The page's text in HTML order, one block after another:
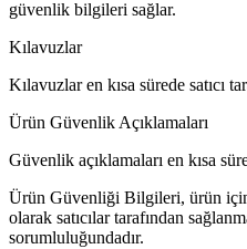
güvenlik bilgileri sağlar.
Kılavuzlar
Kılavuzlar en kısa sürede satıcı
Ürün Güvenlik Açıklamaları
Güvenlik açıklamaları en kısa
Ürün Güvenliği Bilgileri, ürün
olarak satıcılar tarafından
sorumluluğundadır.